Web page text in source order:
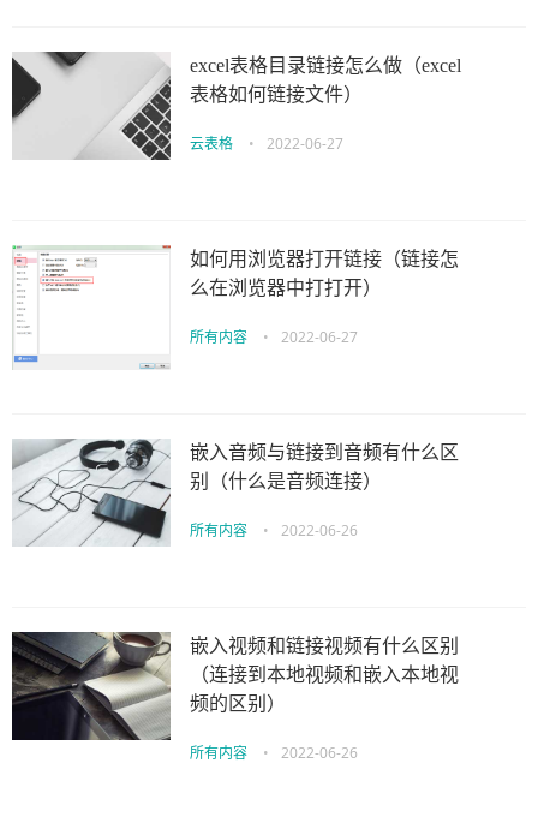
excel表格目录链接怎么做（excel
表格如何链接文件）
云表格 • 2022-06-27
如何用浏览器打开链接（链接怎
么在浏览器中打打开）
所有内容 • 2022-06-27
嵌入音频与链接到音频有什么区
别（什么是音频连接）
所有内容 • 2022-06-26
嵌入视频和链接视频有什么区别
（连接到本地视频和嵌入本地视
频的区别）
所有内容 • 2022-06-26